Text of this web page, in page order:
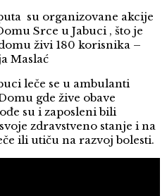
su organizovane akcije
Srce u Jabuci , što je
živi 180 korisnika –
Maslać
leče se u ambulanti
gde žive obave
su i zaposleni bili
zdravstveno stanje i na
ili utiču na razvoj bolesti.